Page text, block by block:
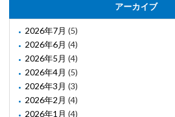
アーカイブ
2026年7月 (5)
2026年6月 (4)
2026年5月 (4)
2026年4月 (5)
2026年3月 (3)
2026年2月 (4)
2026年1月 (4)